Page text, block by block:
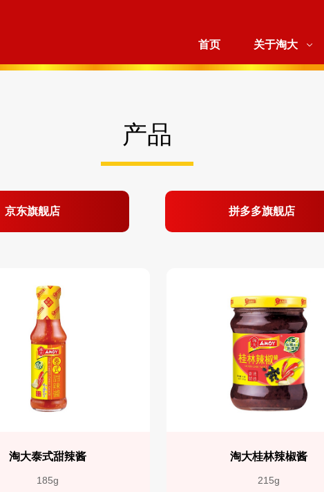
首页 关于淘大
产品
京东旗舰店 拼多多旗舰店
淘大泰式甜辣酱
185g
淘大桂林辣椒酱
215g